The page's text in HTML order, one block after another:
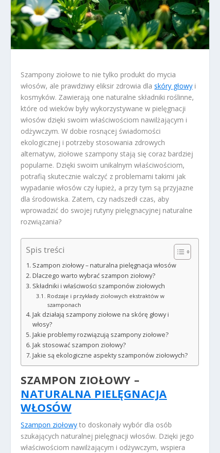
Szampony ziołowe to nie tylko produkt do mycia
włosów, ale prawdziwy eliksir zdrowia dlaskóry głowy i
kosmyków. Zawierają one naturalne składniki roślinne,
które od wieków były wykorzystywane w pielęgnacji
włosów dzięki swoim właściwościom nawilżającym i
odżywczym. W dobie rosnącej świadomości
ekologicznej i potrzeby stosowania zdrowych
alternatyw, ziołowe szampony stają się coraz bardziej
popularne. Dzięki swoim unikalnym właściwościom,
potrafią skutecznie walczyć z problemami takimi jak
wypadanie włosów czy łupież, a przy tym są przyjazne
dla środowiska. Zatem, czy nadszedł czas, aby
wprowadzić do swojej rutyny pielęgnacyjnej naturalne
rozwiązania?
Spis treści
Szampon ziołowy – naturalna pielęgnacja włosów
Dlaczego warto wybrać szampon ziołowy?
Składniki i właściwości szamponów ziołowych
Rodzaje i przykłady ziołowych ekstraktów w
szamponach
Jak działają szampony ziołowe na skórę głowy i
włosy?
Jakie problemy rozwiązują szampony ziołowe?
Jak stosować szampon ziołowy?
Jakie są ekologiczne aspekty szamponów ziołowych?
SZAMPON ZIOŁOWY –
NATURALNA PIELĘGNACJA
WŁOSÓW
Szampon ziołowy to doskonały wybór dla osób
szukających naturalnej pielęgnacji włosów. Dzięki jego
właściwościom nawilżającym i odżywczym, wspiera